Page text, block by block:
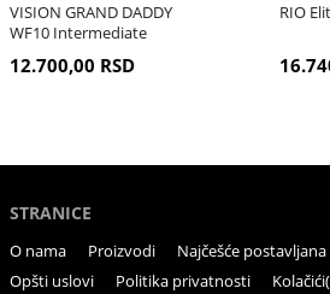
VISION GRAND DADDY
WF10 Intermediate
12.700,00 RSD
RIO
STRANICE
O nama Proizvodi Najčešće
Opšti uslovi
Politika privatnosti